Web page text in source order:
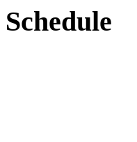
Schedule